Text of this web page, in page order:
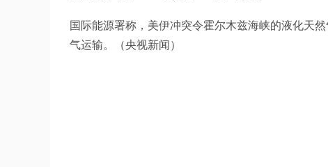
国际能源署称，美伊冲突令霍尔木兹海峡的液化天
气运输。（央视新闻）